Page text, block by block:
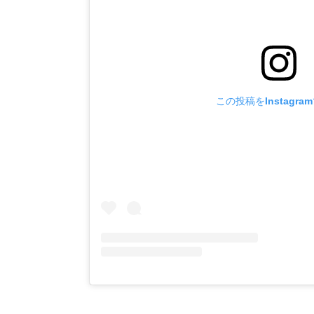
この投稿をInstagram